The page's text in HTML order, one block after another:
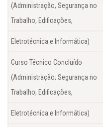
(Administração, Segurança no
Trabalho, Edificações,
Eletrotécnica e Informática)
Curso Técnico Concluído
(Administração, Segurança no
Trabalho, Edificações,
Eletrotécnica e Informática)